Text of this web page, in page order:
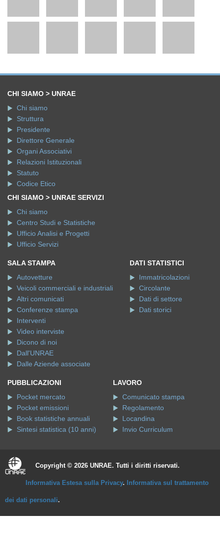
CHI SIAMO > UNRAE
Chi siamo
Struttura
Presidente
Direttore Generale
Organi Associativi
Relazioni Istituzionali
Statuto
Codice Etico
CHI SIAMO > UNRAE SERVIZI
Chi siamo
Centro Studi e Statistiche
Ufficio Analisi e Progetti
Ufficio Servizi
SALA STAMPA
Autovetture
Veicoli commerciali e industriali
Altri comunicati
Conferenze stampa
Interventi
Video interviste
Dicono di noi
Dall'UNRAE
Dalle Aziende associate
DATI STATISTICI
Immatricolazioni
Circolante
Dati di settore
Dati storici
PUBBLICAZIONI
Pocket mercato
Pocket emissioni
Book statistiche annuali
Sintesi statistica (10 anni)
LAVORO
Comunicato stampa
Regolamento
Locandina
Invio Curriculum
Copyright © 2026 UNRAE. Tutti i diritti riservati.
Informativa Estesa sulla Privacy. Informativa sul trattamento
dei dati personali.